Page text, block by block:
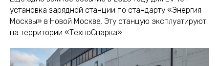
установка зарядной станции по стандарту «Энергия
Москвы» в Новой Москве. Эту станцую эксплуатируют
на территории «ТехноСпарка».